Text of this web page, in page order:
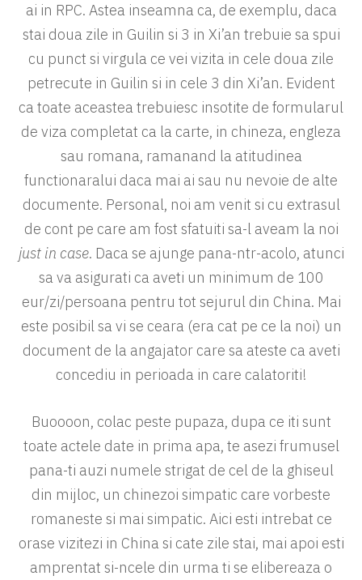
ai in RPC. Astea inseamna ca, de exemplu, daca
stai doua zile in Guilin si 3 in Xi’an trebuie sa spui
cu punct si virgula ce vei vizita in cele doua zile
petrecute in Guilin si in cele 3 din Xi’an. Evident
ca toate aceastea trebuiesc insotite de formularul
de viza completat ca la carte, in chineza, engleza
sau romana, ramanand la atitudinea
functionaralui daca mai ai sau nu nevoie de alte
documente. Personal, noi am venit si cu extrasul
de cont pe care am fost sfatuiti sa-l aveam la noi
just in case. Daca se ajunge pana-ntr-acolo, atunci
sa va asigurati ca aveti un minimum de 100
eur/zi/persoana pentru tot sejurul din China. Mai
este posibil sa vi se ceara (era cat pe ce la noi) un
document de la angajator care sa ateste ca aveti
concediu in perioada in care calatoriti!
Buoooon, colac peste pupaza, dupa ce iti sunt
toate actele date in prima apa, te asezi frumusel
pana-ti auzi numele strigat de cel de la ghiseul
din mijloc, un chinezoi simpatic care vorbeste
romaneste si mai simpatic. Aici esti intrebat ce
orase vizitezi in China si cate zile stai, mai apoi esti
amprentat si-ncele din urma ti se elibereaza o